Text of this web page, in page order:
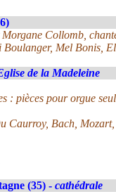
Collomb,
Boulanger, Mel Bonis,
de la Madeleine
: pièces pour orgue
Caurroy, Bach, Mozart,
(35) - cathédrale